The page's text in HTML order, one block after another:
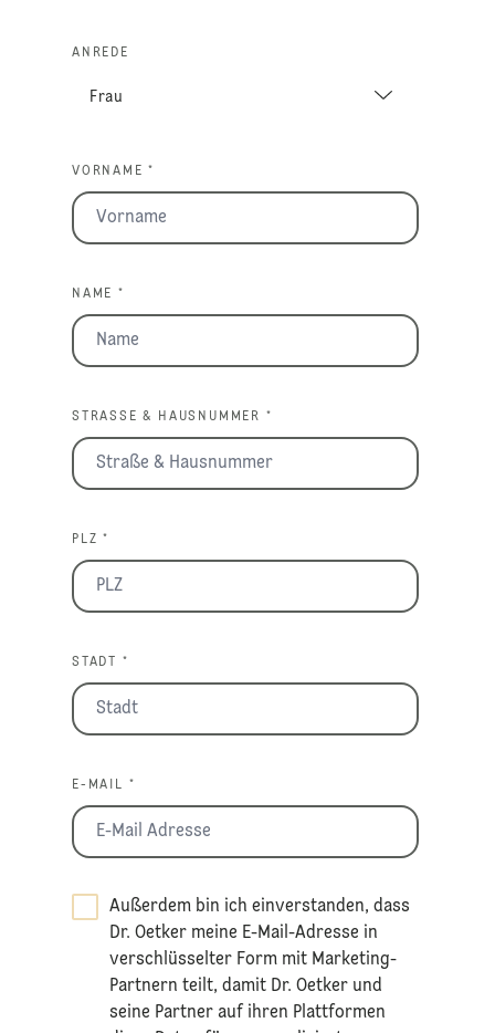
ANREDE
VORNAME *
NAME *
STRASSE & HAUSNUMMER *
PLZ *
STADT *
E-MAIL *
Außerdem bin ich einverstanden, dass
Dr. Oetker meine E-Mail-Adresse in
verschlüsselter Form mit Marketing-
Partnern teilt, damit Dr. Oetker und
seine Partner auf ihren Plattformen